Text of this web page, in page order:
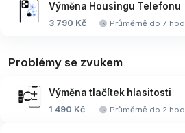
Výměna Housingu Telefonu
3 790 Kč Průměrně do 7 hod
Problémy se zvukem
Výměna tlačítek hlasitosti
1 490 Kč Průměrně do 2 hod